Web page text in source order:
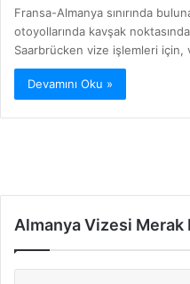
Fransa-Almanya sınırında
otoyollarında kavşak
Saarbrücken vize işlemleri
Devamını Oku »
Almanya Vizesi